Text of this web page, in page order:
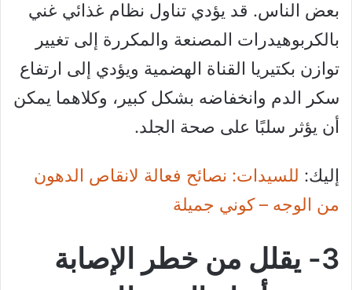
بعض الناس. قد يؤدي تناول نظام غذائي غني
بالكربوهيدرات المصنعة والمكررة إلى تغيير
توازن بكتيريا القناة الهضمية ويؤدي إلى ارتفاع
سكر الدم وانخفاضه بشكل كبير، وكلاهما يمكن
أن يؤثر سلبًا على صحة الجلد.
إليك: للسيدات: نصائح فعالة لانقاص الدهون
من الوجه – كوني جميلة
3- يقلل من خطر الإصابة